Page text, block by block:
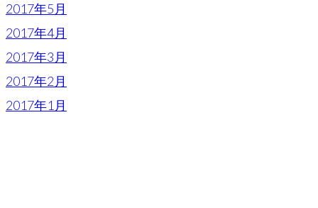
2017年5月
2017年4月
2017年3月
2017年2月
2017年1月